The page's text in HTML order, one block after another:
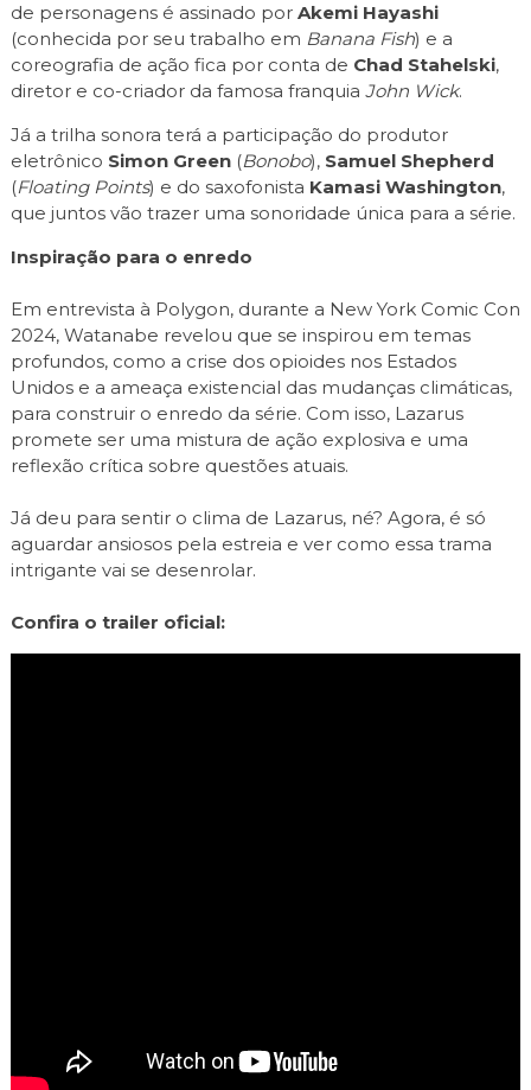
de personagens é assinado por Akemi Hayashi
(conhecida por seu trabalho em Banana Fish) e a
coreografia de ação fica por conta de Chad Stahelski,
diretor e co-criador da famosa franquia John Wick.
Já a trilha sonora terá a participação do produtor
eletrônico Simon Green(Bonobo), Samuel Shepherd
(Floating Points) e do saxofonista Kamasi Washington,
que juntos vão trazer uma sonoridade única para a série.
Inspiração para o enredo
Em entrevista à Polygon, durante a New York Comic Con
2024, Watanabe revelou que se inspirou em temas
profundos, como a crise dos opioides nos Estados
Unidos e a ameaça existencial das mudanças climáticas,
para construir o enredo da série. Com isso, Lazarus
promete ser uma mistura de ação explosiva e uma
reflexão crítica sobre questões atuais.
Já deu para sentir o clima de Lazarus, né? Agora, é só
aguardar ansiosos pela estreia e ver como essa trama
intrigante vai se desenrolar.
Confira o trailer oficial: